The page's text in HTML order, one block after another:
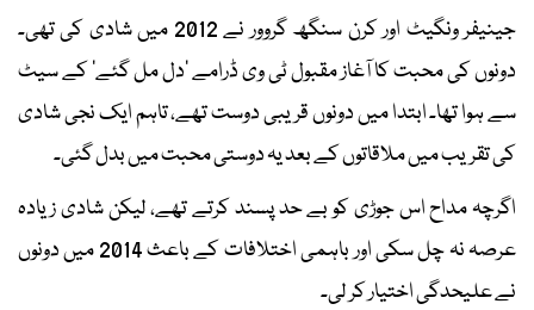
جینیفر ونگیٹ اور کرن سنگھ گروور نے 2012 میں شادی کی تھی۔
دونوں کی محبت کا آغاز مقبول ٹی وی ڈرامے ’دل مل گئے‘ کے سیٹ
سے ہوا تھا۔ ابتدا میں دونوں قریبی دوست تھے، تاہم ایک نجی شادی
کی تقریب میں ملاقاتوں کے بعد یہ دوستی محبت میں بدل گئی۔
اگرچہ مداح اس جوڑی کو بے حد پسند کرتے تھے، لیکن شادی زیادہ
عرصہ نہ چل سکی اور باہمی اختلافات کے باعث 2014 میں دونوں
نے علیحدگی اختیار کر لی۔